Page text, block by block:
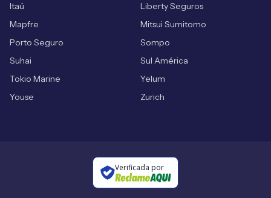
Itaú
Liberty Seguros
Mapfre
Mitsui Sumitomo
Porto Seguro
Sompo
Suhai
Sul América
Tokio Marine
Yelum
Youse
Zurich
Verificada por